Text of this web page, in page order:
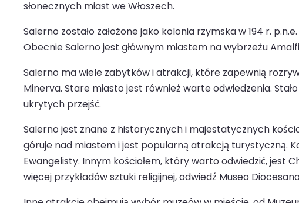
słonecznych miast we Włoszech.
Salerno zostało założone jako kolonia rzymska w 194 r.
Obecnie Salerno jest głównym miastem na wybrzeżu
Salerno ma wiele zabytków i atrakcji, które zapewnią
Minerva. Stare miasto jest również warte odwiedzenia.
ukrytych przejść.
Salerno jest znane z historycznych i majestatycznych
góruje nad miastem i jest popularną atrakcją turystyczną.
Ewangelisty. Innym kościołem, który warto odwiedzić, jest
więcej przykładów sztuki religijnej, odwiedź Museo